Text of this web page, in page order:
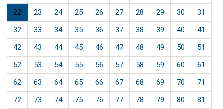
22
23 24 25 26 27 28 29 30
31
32
33 34 35 36 37 38 39 40
41
42
43 44 45 46 47 48 49 50
51
52
53 54 55 56 57 58 59 60
61
62
63 64 65 66 67 68 69 70
71
72
73 74 75 76 77 78 79 80
81